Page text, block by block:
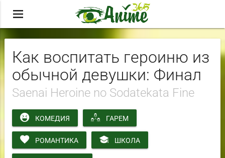
menu
Как воспитать героиню из
обычной девушки: Финал
Saenai Heroine no Sodatekata Fine
КОМЕДИЯ ГАРЕМ
РОМАНТИКА ШКОЛА